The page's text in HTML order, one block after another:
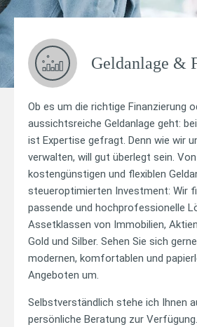
Geldanlage &
Ob es um die richtige Finanzierung
aussichtsreiche Geldanlage geht:
ist Expertise gefragt. Denn wie wir
verwalten, will gut überlegt sein.
kostengünstigen und flexiblen
steueroptimierten Investment: Wir
passende und hochprofessionelle
Assetklassen von Immobilien,
Gold und Silber. Sehen Sie sich
modernen, komfortablen und
Angeboten um.
Selbstverständlich stehe ich Ihnen
persönliche Beratung zur